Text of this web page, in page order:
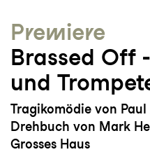
Premiere
Brassed Off
und
Tragikomödie von
Drehbuch von Mark
Grosses Haus